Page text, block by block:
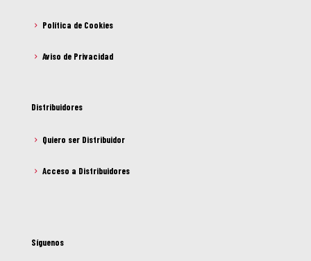
Política de Cookies
Aviso de Privacidad
Distribuidores
Quiero ser Distribuidor
Acceso a Distribuidores
Síguenos